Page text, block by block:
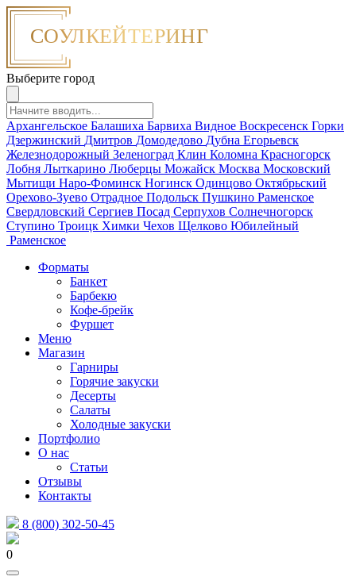
Выберите город
Архангельское Балашиха Барвиха Видное Воскресенск Горки
Дзержинский Дмитров Домодедово Дубна Егорьевск
Железнодорожный Зеленоград Клин Коломна Красногорск
Лобня Лыткарино Люберцы Можайск Москва Московский
Мытищи Наро-Фоминск Ногинск Одинцово Октябрьский
Орехово-Зуево Отрадное Подольск Пушкино Раменское
Свердловский Сергиев Посад Серпухов Солнечногорск
Ступино Троицк Химки Чехов Щелково Юбилейный
Раменское
Форматы
Банкет
Барбекю
Кофе-брейк
Фуршет
Меню
Магазин
Гарниры
Горячие закуски
Десерты
Салаты
Холодные закуски
Портфолио
О нас
Статьи
Отзывы
Контакты
8 (800) 302-50-45
0